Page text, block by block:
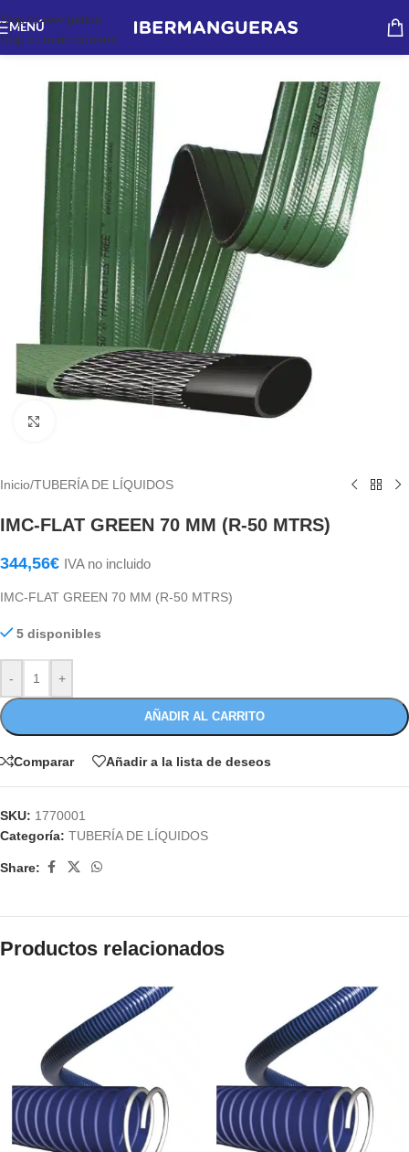
Skip to navigation
Skip to main content
MENÚ
Inicio/TUBERÍA DE LÍQUIDOS
IMC-FLAT GREEN 70 MM (R-50 MTRS)
344,56€ IVA no incluido
IMC-FLAT GREEN 70 MM (R-50 MTRS)
5 disponibles
- +
AÑADIR AL CARRITO
Comparar Añadir a la lista de deseos
SKU: 1770001
Categoría: TUBERÍA DE LÍQUIDOS
Share:
Productos relacionados